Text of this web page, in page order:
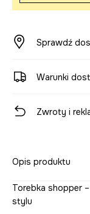
Sprawdź
Warunki
Zwroty i
Opis produktu
Torebka shopper
stylu